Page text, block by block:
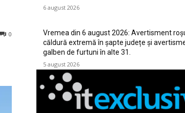
0
6 august 2026
Vremea din 6 august 2026: Avertisment
căldură extremă în șapte județe și
galben de furtuni în alte 31.
5 august 2026